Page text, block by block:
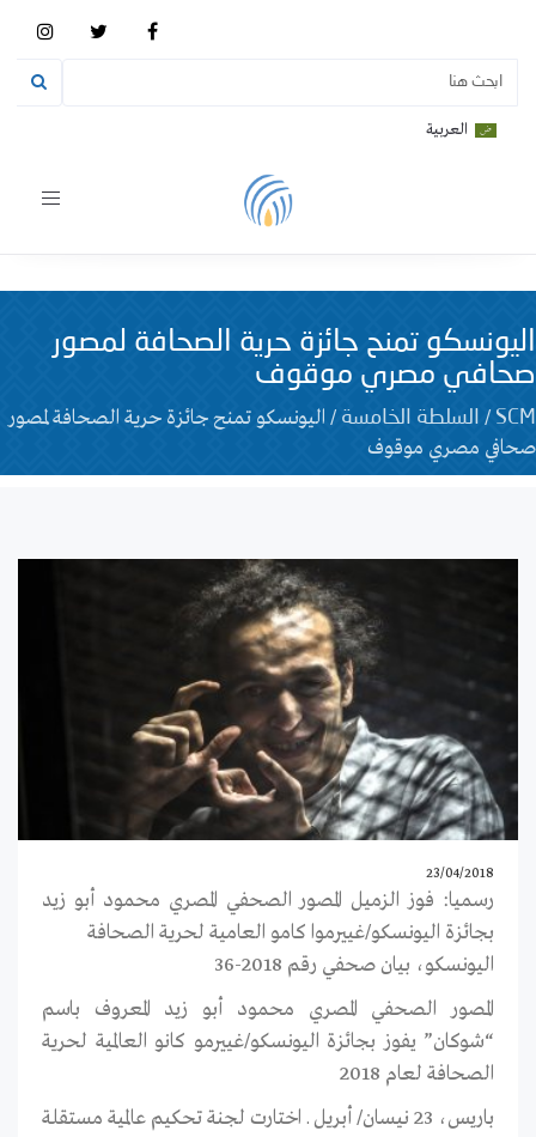
العربية
Toggle
اليونسكو تمنح جائزة حرية الصحافة لمصور
صحافي مصري موقوف
SCM
/ السلطة الخامسة / اليونسكو تمنح جائزة حرية الصحافة لمصور
صحافي مصري موقوف
23/04/2018
رسميا: فوز الزميل المصور الصحفي المصري محمود أبو زيد
بجائزة اليونسكو/غييرموا كامو العامية لحرية الصحافة
اليونسكو، بيان صحفي رقم 2018-36
المصور الصحفي المصري محمود أبو زيد المعروف باسم
“شوكان” يفوز بجائزة اليونسكو/غييرمو كانو العالمية لحرية
الصحافة لعام 2018
باريس، 23 نيسان/ أبريل ـ اختارت لجنة تحكيم عالمية مستقلة